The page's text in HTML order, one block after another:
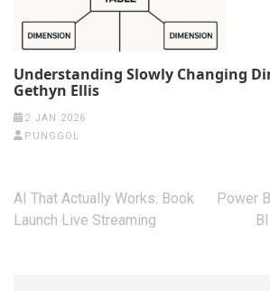
Understanding Slowly Changing
Gethyn Ellis
2 JAN 2026
PUNGGOL
Post
navigation
AI That Actually Works: Book
Launch Live Streaming
Power